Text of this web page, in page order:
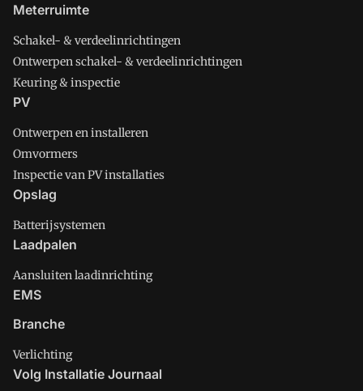
Meterruimte
Schakel- & verdeelinrichtingen
Ontwerpen schakel- & verdeelinrichtingen
Keuring & inspectie
PV
Ontwerpen en installeren
Omvormers
Inspectie van PV installaties
Opslag
Batterijsystemen
Laadpalen
Aansluiten laadinrichting
EMS
Branche
Verlichting
Volg Installatie Journaal